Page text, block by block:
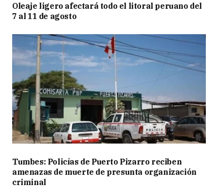
Oleaje ligero afectará todo el litoral peruano del
7 al 11 de agosto
Tumbes: Policías de Puerto Pizarro reciben
amenazas de muerte de presunta organización
criminal